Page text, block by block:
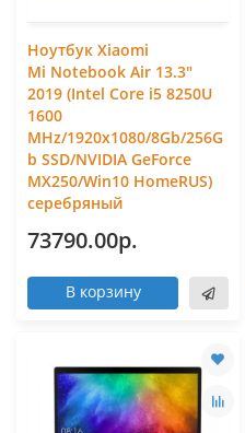
Ноутбук Xiaomi
Mi Notebook Air 13.3"
2019 (Intel Core i5 8250U
1600
MHz/1920x1080/8Gb/256G
b SSD/NVIDIA GeForce
MX250/Win10 HomeRUS)
серебряный
73790.00р.
В корзину